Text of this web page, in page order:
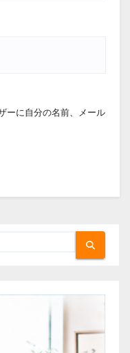
ーに自分の名前、メール